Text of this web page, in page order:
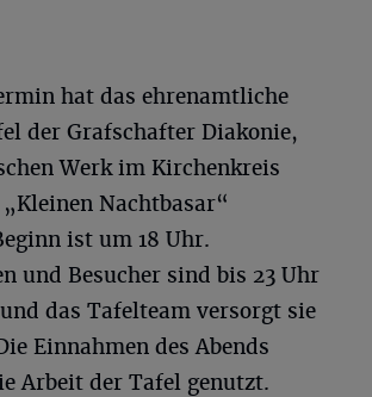
hat das ehrenamtliche
der Grafschafter Diakonie,
Werk im Kirchenkreis
Nachtbasar“
ist um 18 Uhr.
und Besucher sind bis 23 Uhr
das Tafelteam versorgt sie
Einnahmen des Abends
Arbeit der Tafel genutzt.